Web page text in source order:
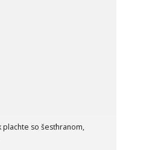
plachte so šesťhranom,